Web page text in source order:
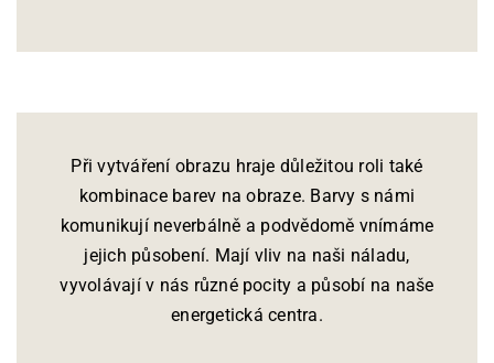
Při vytváření obrazu hraje důležitou roli také
kombinace barev na obraze. Barvy s námi
komunikují neverbálně a podvědomě vnímáme
jejich působení. Mají vliv na naši náladu,
vyvolávají v nás různé pocity a působí na naše
energetická centra.